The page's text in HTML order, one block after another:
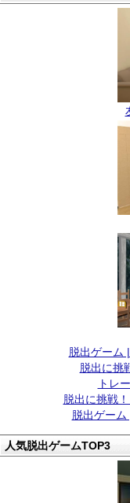
脱出ゲーム
脱出に
トレ
脱出に挑戦
脱出ゲー
人気脱出ゲームTOP3